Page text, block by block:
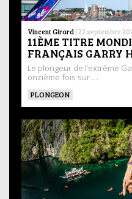
Vincent Girard | 22 septembre
11ÈME TITRE
FRANÇAIS GARRY
Le plongeur de l’extrême
onzième fois sur …
PLONGEON